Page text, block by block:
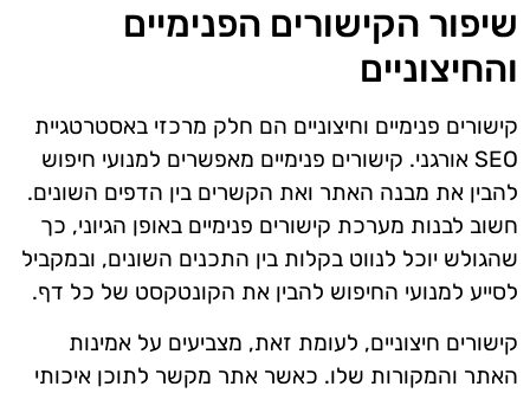
שיפור הקישורים הפנימיים
והחיצוניים
קישורים פנימיים וחיצוניים הם חלק מרכזי באסטרטגיית
SEO אורגני. קישורים פנימיים מאפשרים למנועי חיפוש
להבין את מבנה האתר ואת הקשרים בין הדפים השונים.
חשוב לבנות מערכת קישורים פנימיים באופן הגיוני, כך
שהגולש יוכל לנווט בקלות בין התכנים השונים, ובמקביל
לסייע למנועי החיפוש להבין את הקונטקסט של כל דף.
קישורים חיצוניים, לעומת זאת, מצביעים על אמינות
האתר והמקורות שלו. כאשר אתר מקשר לתוכן איכותי